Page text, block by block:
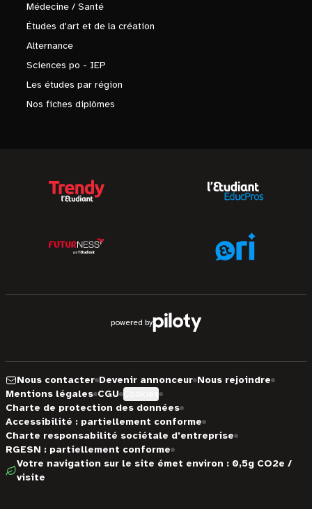
Médecine / Santé
Études d'art et de la création
Alternance
Sciences po - IEP
Les études par région
Nos fiches diplômes
powered by
Nous contacter Devenir annonceur Nous rejoindre
Mentions légales CGU
Charte de protection des données
Accessibilité : partiellement conforme
Charte responsabilité sociétale d'entreprise
RGESN : partiellement conforme
Votre navigation sur le site émet environ : 0,5g CO2e /
visite